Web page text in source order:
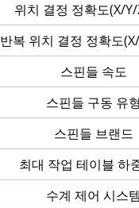
위치 결정 정확도(X/
반복 위치 결정 정확도
스핀들 속도
스핀들 구동 유형
스핀들 브랜드
최대 작업 테이블 하
수계 제어 시스템